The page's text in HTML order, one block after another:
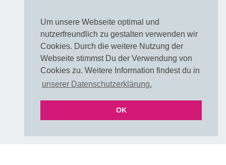
Um unsere Webseite optimal und
nutzerfreundlich zu gestalten verwenden wir
Cookies. Durch die weitere Nutzung der
Webseite stimmst Du der Verwendung von
Cookies zu. Weitere Information findest du in
unserer Datenschutzerklärung.
OK
Muster / Farbkarte
FAQ Farben
FAQ Farben als PDF
UNI & Stoffe mit Verlauf
Versand & Lieferzeiten
Über uns
Folgen